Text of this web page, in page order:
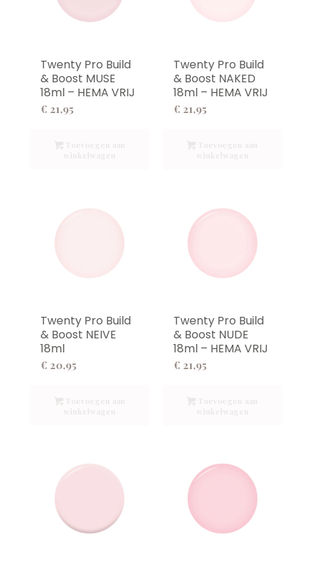
Twenty Pro Build
& Boost MUSE
18ml – HEMA VRIJ
€ 21,95
Twenty Pro Build
& Boost NAKED
18ml – HEMA VRIJ
€ 21,95
Twenty Pro Build
& Boost NEIVE
18ml
€ 20,95
Twenty Pro Build
& Boost NUDE
18ml – HEMA VRIJ
€ 21,95